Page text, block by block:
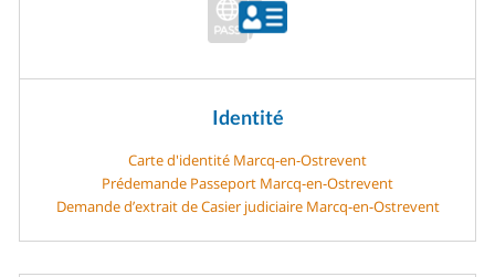
Identité
Carte d'identité Marcq-en-Ostrevent
Prédemande Passeport Marcq-en-Ostrevent
Demande d’extrait de Casier judiciaire Marcq-en-Ostrevent